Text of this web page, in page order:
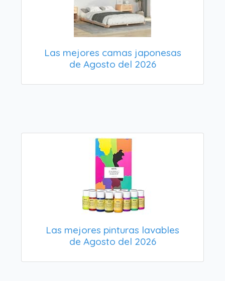
Las mejores camas japonesas
de Agosto del 2026
Las mejores pinturas lavables
de Agosto del 2026